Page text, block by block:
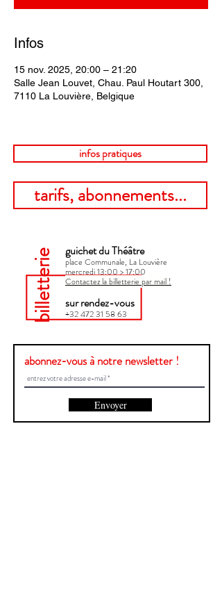
Infos
15 nov. 2025, 20:00 – 21:20
Salle Jean Louvet, Chau. Paul Houtart 300,
7110 La Louvière, Belgique
infos pratiques
tarifs, abonnements...
billetterie guichet du Théâtre
place Communale, La Louvière
mercredi 13:00 > 17:00​
Contactez la billetterie par mail !
sur rendez-vous
+32 472 31 58 63
abonnez-vous à notre newsletter !
Envoyer